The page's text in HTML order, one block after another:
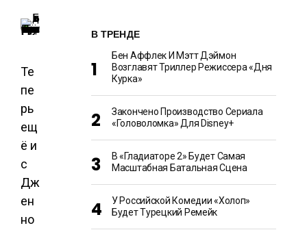
Те
пе
рь
ещ
ё и
с
Дж
ен
но
В ТРЕНДЕ
Бен Аффлек И Мэтт Дэймон
Возглавят Триллер Режиссера «Дня
Курка»
Закончено Производство Сериала
«Головоломка» Для Disney+
В «Гладиаторе 2» Будет Самая
Масштабная Батальная Сцена
У Российской Комедии «Холоп»
Будет Турецкий Ремейк